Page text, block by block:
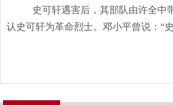
史可轩遇害后，其部队由许全中
认史可轩为革命烈士。邓小平曾说：“